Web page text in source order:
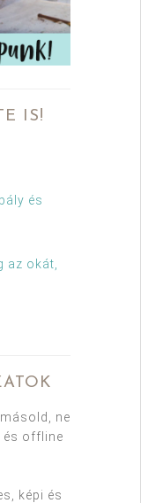
IS!
és
az okát,
ne
és offline
képi és